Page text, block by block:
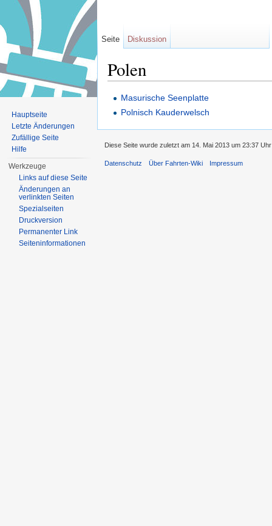
Polen
Masurische Seenplatte
Polnisch Kauderwelsch
Seite Diskussion
Hauptseite
Letzte Änderungen
Zufällige Seite
Hilfe
Werkzeuge
Links auf diese Seite
Änderungen an
verlinkten Seiten
Spezialseiten
Druckversion
Permanenter Link
Seiten­informationen
Diese Seite wurde zuletzt am 14. Mai 2013 um 23:37
Datenschutz Über Fahrten-Wiki Impressum